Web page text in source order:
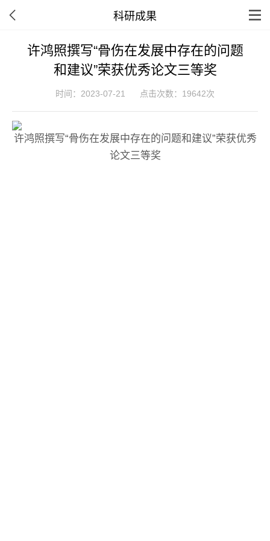
科研成果
许鸿照撰写“骨伤在发展中存在的问题
和建议”荣获优秀论文三等奖
时间：2023-07-21 点击次数：19642次
许鸿照撰写“骨伤在发展中存在的问题和建议”荣获优秀
论文三等奖